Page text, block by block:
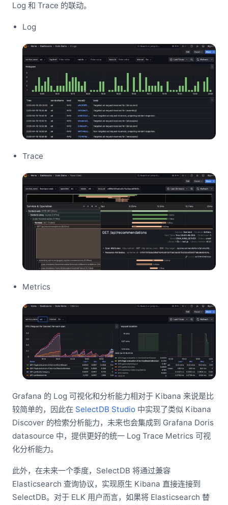
Log 和 Trace 的联动。
Log
Trace
Metrics
Grafana 的 Log 可视化和分析能力相对于 Kibana 来说是比
较简单的，因此在 SelectDB Studio 中实现了类似 Kibana
Discover 的检索分析能力，未来也会集成到 Grafana Doris
datasource 中，提供更好的统一 Log Trace Metrics 可视
化分析能力。
此外，在未来一个季度，SelectDB 将通过兼容
Elasticsearch 查询协议，实现原生 Kibana 直接连接到
SelectDB。对于 ELK 用户而言，如果将 Elasticsearch 替